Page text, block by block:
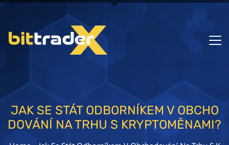
JAK SE STÁT ODBORNÍKEM V OBCHO
DOVÁNÍ NA TRHU S KRYPTOMĚNAMI?